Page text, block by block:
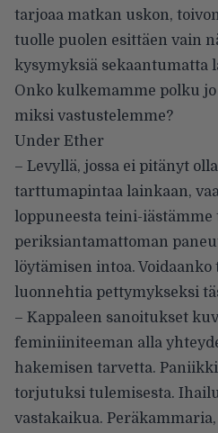
tarjoaa matkan uskon,
tuolle puolen esittäen vain
kysymyksiä sekaantumatta
Onko kulkemamme polku
miksi vastustelemme?
Under Ether
– Levyllä, jossa ei pitänyt
tarttumapintaa lainkaan,
loppuneesta teini-
periksiantamattoman
löytämisen intoa.
luonnehtia pettymykseksi
– Kappaleen sanoitukset
feminiiniteeman alla
hakemisen tarvetta.
torjutuksi tulemisesta.
vastakaikua.